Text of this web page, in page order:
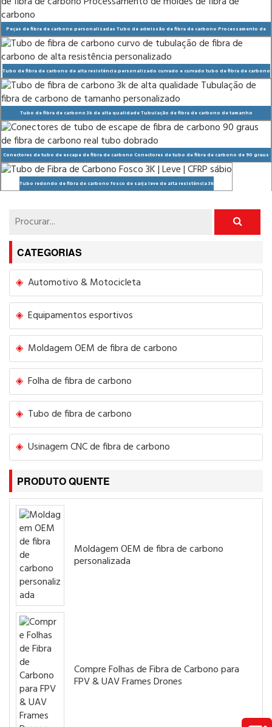
Peças de fibra de carbono personalizadas Tubo de admissão de fibra de carbono Processamento de
molde de peças de formato especial de fibra de carbono
Tubo de fibra de carbono de alta resistência personalizado curvado e curvado tubo de fibra de carbono
Tubo de fibra de carbono 3k de alta qualidade Tubulação de fibra de carbono de tamanho
personalizado
Conectores de tubo de escape de fibra de carbono Conectores de tubo de fibra de carbono de 90 graus
Tubo dobrado de fibra de carbono real
Tubo redondo de fibra de carbono fosco de sarja leve de alta resistência 3k
CATEGORIAS
Automotivo & Motocicleta
Equipamentos esportivos
Moldagem OEM de fibra de carbono
Folha de fibra de carbono
Tubo de fibra de carbono
Usinagem CNC de fibra de carbono
PRODUTO QUENTE
Moldagem OEM de fibra de carbono
personalizada
Compre Folhas de Fibra de Carbono para
FPV & UAV Frames Drones